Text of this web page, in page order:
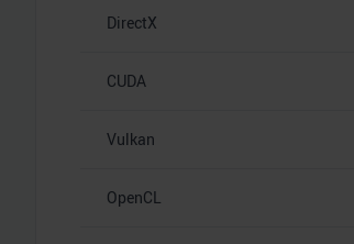
DirectX
CUDA
Vulkan
OpenCL